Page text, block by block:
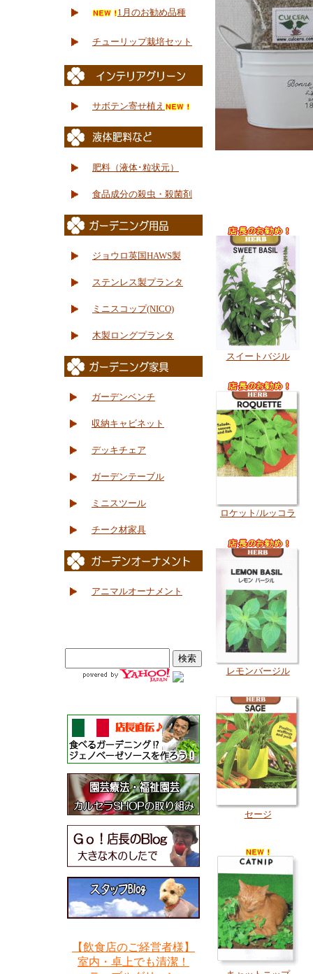
1月のお勧め品種
チューリップ栽培セット
サボテン寄せ植え
肥料（液体･粒状元）
食品成分の殺虫・殺菌剤
ジョウロ英国HAWS製
ステンレス製プランタ
ミニスコップ(NICO)
木製ロングプランタ
ガーデンベンチ
収納キャビネット
デッキチェア
ガーデンテーブル
ミニスツール
チーク材家具
アニマルオーナメント
【飲食店のご経営者様】
室内・卓上でも清潔！
スイートバジル
ロケット/ルッコラ
レモンバージル
セージ